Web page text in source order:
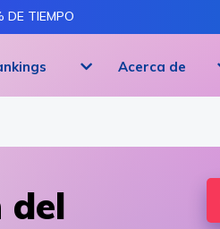
DE TIEMPO
Acerca de
del